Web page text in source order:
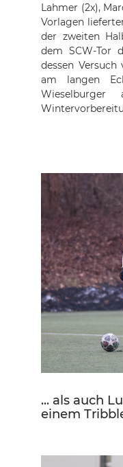
Lahmer (2x),
Vorlagen
der zweiten
dem SCW-Tor
dessen
am langen
... als auch
einem